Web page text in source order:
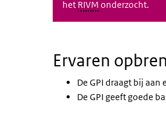
het RIVM onderzocht.
Ervaren
De GPI draagt bij
De GPI geeft goede